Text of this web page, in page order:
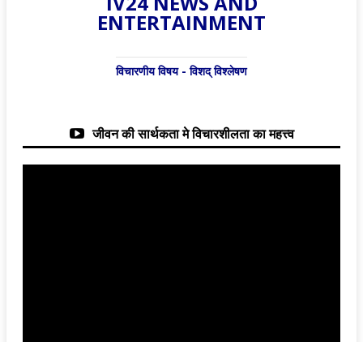
ENTERTAINMENT
विचारणीय विषय - विशद् विश्लेषण
जीवन की सार्थकता मे विचारशीलता का महत्त्व